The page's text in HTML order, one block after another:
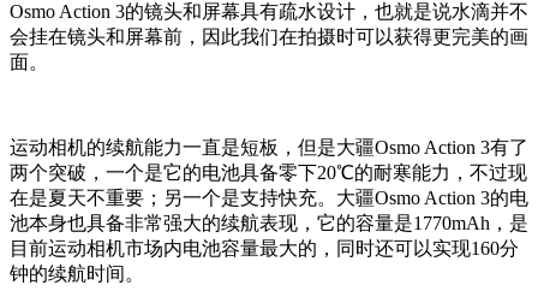
Osmo Action 3的镜头和屏幕具有疏水设计，也就是说水滴并不
会挂在镜头和屏幕前，因此我们在拍摄时可以获得更完美的画
面。
运动相机的续航能力一直是短板，但是大疆Osmo Action 3有了
两个突破，一个是它的电池具备零下20℃的耐寒能力，不过现
在是夏天不重要；另一个是支持快充。大疆Osmo Action 3的电
池本身也具备非常强大的续航表现，它的容量是1770mAh，是
目前运动相机市场内电池容量最大的，同时还可以实现160分
钟的续航时间。